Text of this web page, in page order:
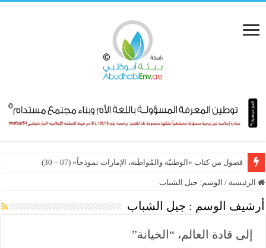
فصول من كتاب «الوطنيّة والمُواطَنة، الإمارات نموذجاً» (07 – 30)
الرئيسية / الوسم: جيل الشباب
أرشيف الوسم : جيل الشباب
إلى قادة العالم، “الخيانة”